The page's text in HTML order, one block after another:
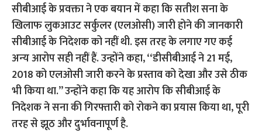
सीबीआई के प्रवक्ता ने एक बयान में कहा कि सतीश सना के
खिलाफ लुकआउट सर्कुलर (एलओसी) जारी होने की जानकारी
सीबीआई के निदेशक को नहीं थी. इस तरह के लगाए गए कई
अन्‍य आरोप सही नहीं हैं. उन्होंने कहा, ‘‘डीसीबीआई ने 21 मई,
2018 को एलओसी जारी करने के प्रस्ताव को देखा और उसे ठीक
भी किया था.’’ उन्होंने कहा कि यह आरोप कि सीबीआई के
निदेशक ने सना की गिरफ्तारी को रोकने का प्रयास किया था, पूरी
तरह से झूठ और दुर्भावनापूर्ण है.